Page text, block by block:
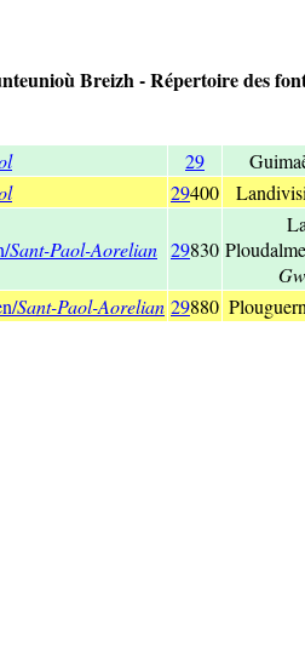
Breizh - Répertoire des
29
29400
Sant-Paol-Aorelian 29830
Sant-Paol-Aorelian 29880